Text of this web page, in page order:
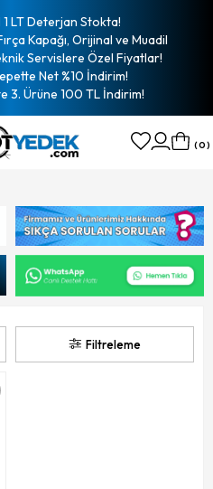
LT Deterjan Stokta!
Kapağı, Orijinal ve Muadil
Servislere Özel Fiyatlar!
Net %10 İndirim!
3. Ürüne 100 TL İndirim!
0
Filtreleme